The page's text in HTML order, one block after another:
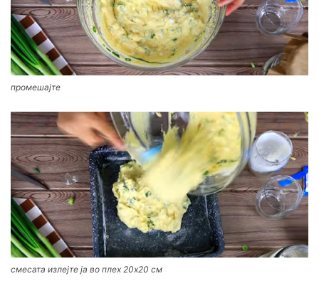
промешајте
смесата излејте ја во плех 20х20 см